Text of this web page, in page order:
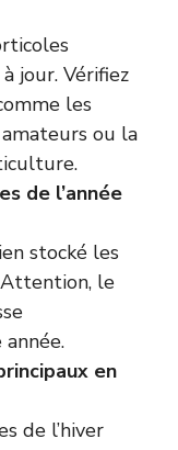
jour. Vérifiez
les
ou la
.
de l’année
stocké les
Attention, le
en
de l’hiver